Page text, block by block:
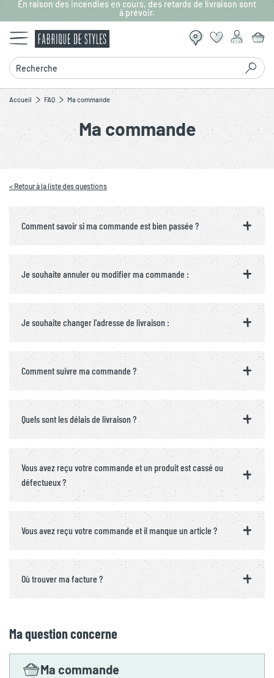
Aller au contenu principal
En raison des incendies en cours, des retards de livraison sont
à prévoir.
Recherche
Accueil FAQ Ma commande
Ma commande
< Retour à la liste des questions
Comment savoir si ma commande est bien passée ?
Je souhaite annuler ou modifier ma commande :
Je souhaite changer l'adresse de livraison :
Comment suivre ma commande ?
Quels sont les délais de livraison ?
Vous avez reçu votre commande et un produit est cassé ou
défectueux ?
Vous avez reçu votre commande et il manque un article ?
Où trouver ma facture ?
Ma question concerne
Ma commande